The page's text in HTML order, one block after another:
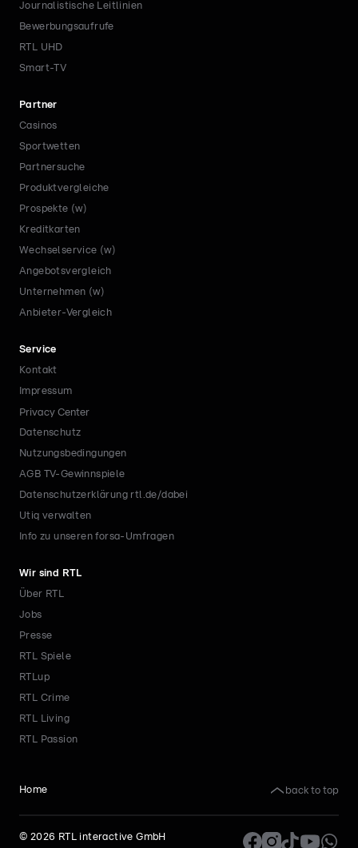
Journalistische Leitlinien
Bewerbungsaufrufe
RTL UHD
Smart-TV
Partner
Casinos
Sportwetten
Partnersuche
Produktvergleiche
Prospekte (w)
Kreditkarten
Wechselservice (w)
Angebotsvergleich
Unternehmen (w)
Anbieter-Vergleich
Service
Kontakt
Impressum
Privacy Center
Datenschutz
Nutzungsbedingungen
AGB TV-Gewinnspiele
Datenschutzerklärung rtl.de/dabei
Utiq verwalten
Info zu unseren forsa-Umfragen
Wir sind RTL
Über RTL
Jobs
Presse
RTL Spiele
RTLup
RTL Crime
RTL Living
RTL Passion
Home back to top
© 2026 RTL interactive GmbH